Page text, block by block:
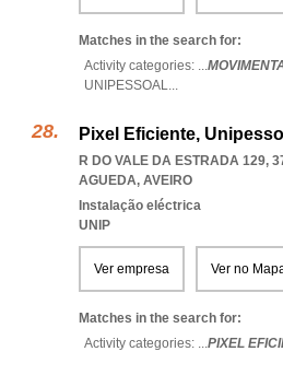
Matches in the search for:
Activity categories: ...
UNIPESSOAL...
Pixel Eficiente,
R DO VALE DA ESTRADA 129,
AGUEDA, AVEIRO
Instalação eléctrica
UNIP
Ver empresa Ver no
Matches in the search for:
Activity categories: ...PIXEL